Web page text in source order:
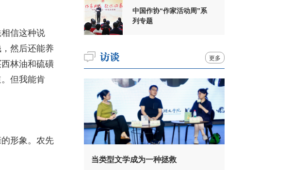
信这种说
然后还能养
林油和硫磺
但我能肯
形象。农先
中国作协“作家活动周”系
列专题
更多
当类型文学成为一种拯救